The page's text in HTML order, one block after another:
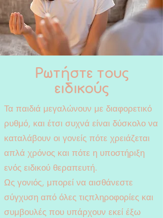
Ρωτήστε τους
ειδικούς
Τα παιδιά μεγαλώνουν με διαφορετικό
ρυθμό, και έτσι συχνά είναι δύσκολο να
καταλάβουν οι γονείς πότε χρειάζεται
απλά χρόνος και πότε η υποστήριξη
ενός ειδικού θεραπευτή.
Ως γονιός, μπορεί να αισθάνεστε
σύγχυση από όλες τιςπληροφορίες και
συμβουλές που υπάρχουν εκεί έξω